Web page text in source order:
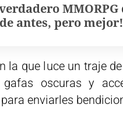
antes, pero mejor!
la que luce un traje
oscuras y
enviarles